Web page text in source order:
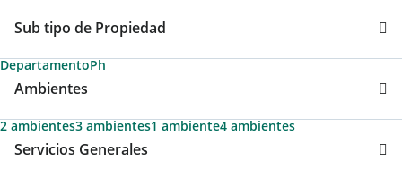
Sub tipo de Propiedad
DepartamentoPh
Ambientes
2 ambientes3 ambientes1 ambiente4 ambientes
Servicios Generales